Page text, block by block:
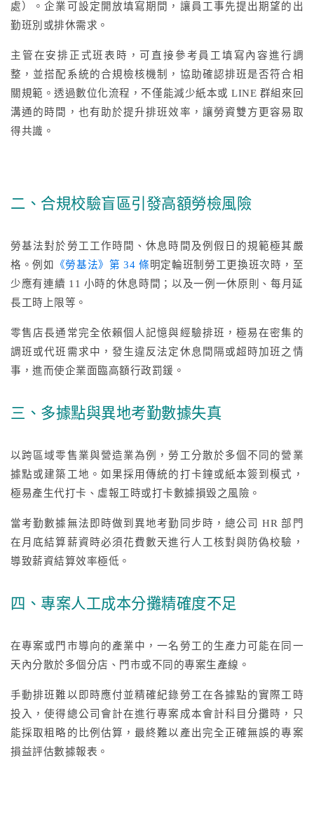
處）。企業可設定開放填寫期間，讓員工事先提出期望的出
勤班別或排休需求。
主管在安排正式班表時，可直接參考員工填寫內容進行調
整，並搭配系統的合規檢核機制，協助確認排班是否符合相
關規範。透過數位化流程，不僅能減少紙本或 LINE 群組來回
溝通的時間，也有助於提升排班效率，讓勞資雙方更容易取
得共識。
二、合規校驗盲區引發高額勞檢風險
勞基法對於勞工工作時間、休息時間及例假日的規範極其嚴
格。例如
《勞基法》第 34 條 明定輪班制勞工更換班次時，至
少應有連續 11 小時的休息時間；以及一例一休原則、每月延
長工時上限等。
零售店長通常完全依賴個人記憶與經驗排班，極易在密集的
調班或代班需求中，發生違反法定休息間隔或超時加班之情
事，進而使企業面臨高額行政罰鍰。
三、多據點與異地考勤數據失真
以跨區域零售業與營造業為例，勞工分散於多個不同的營業
據點或建築工地。如果採用傳統的打卡鐘或紙本簽到模式，
極易產生代打卡、虛報工時或打卡數據損毀之風險。
當考勤數據無法即時做到異地考勤同步時，總公司 HR 部門
在月底結算薪資時必須花費數天進行人工核對與防偽校驗，
導致薪資結算效率極低。
四、專案人工成本分攤精確度不足
在專案或門市導向的產業中，一名勞工的生產力可能在同一
天內分散於多個分店、門市或不同的專案生產線。
手動排班難以即時應付並精確紀錄勞工在各據點的實際工時
投入，使得總公司會計在進行專案成本會計科目分攤時，只
能採取粗略的比例估算，最終難以產出完全正確無誤的專案
損益評估數據報表。